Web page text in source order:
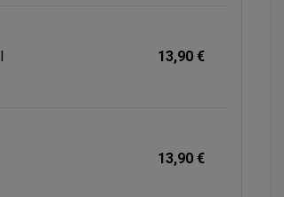
13,90 €
13,90 €